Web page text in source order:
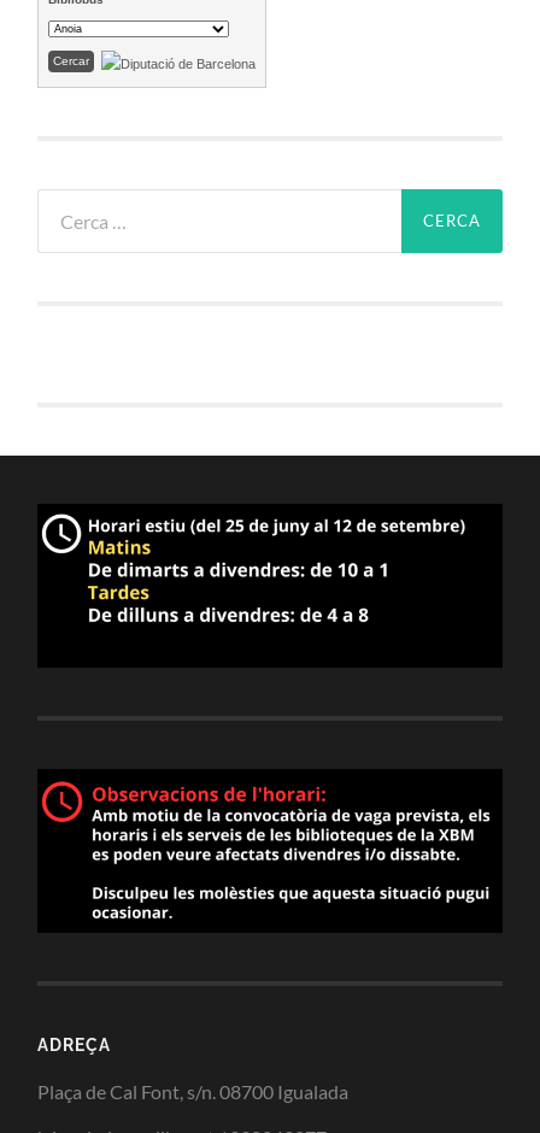
ADREÇA
Plaça de Cal Font, s/n. 08700 Igualada